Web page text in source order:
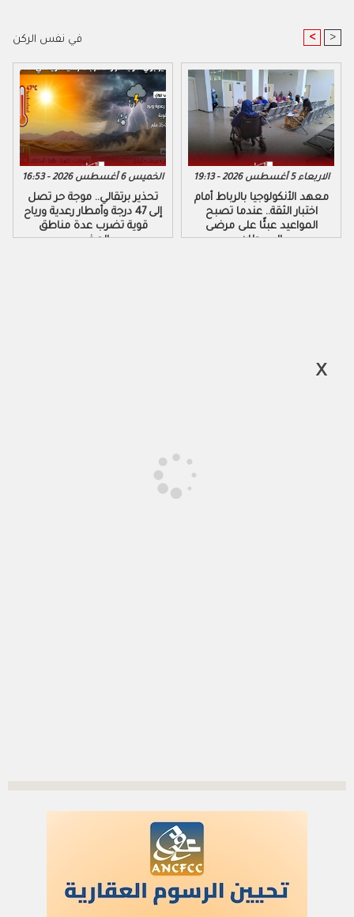
في نفس الركن < >
الخميس 6 أغسطس 2026 - 16:53
تحذير برتقالي.. موجة حر تصل
إلى 47 درجة وأمطار رعدية ورياح
قوية تضرب عدة مناطق
بالمغرب
الاربعاء 5 أغسطس 2026 - 19:13
معهد الأنكولوجيا بالرباط أمام
اختبار الثقة.. عندما تصبح
المواعيد عبئًا على مرضى
السرطان